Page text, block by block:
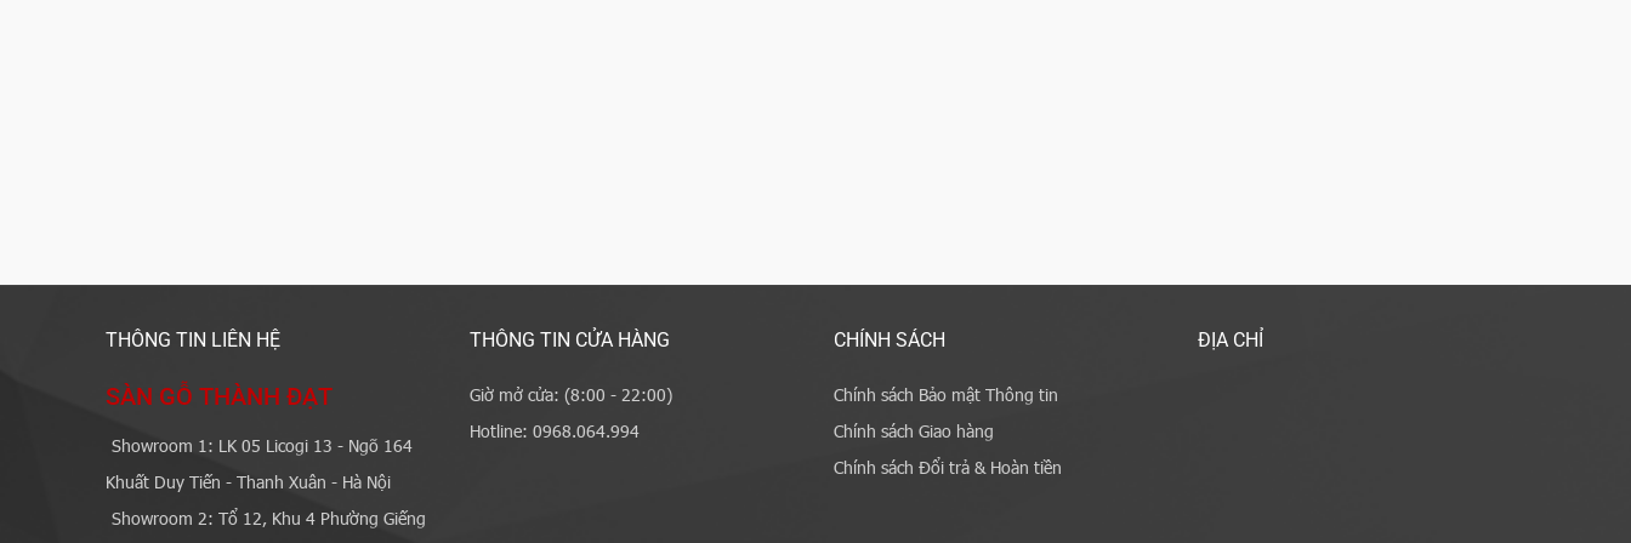
THÔNG TIN LIÊN HỆ
SÀN GỖ THÀNH ĐẠT
Showroom 1: LK 05 Licogi 13 - Ngõ 164
Khuất Duy Tiến - Thanh Xuân - Hà Nội
Showroom 2: Tổ 12, Khu 4 Phường Giếng
THÔNG TIN CỬA HÀNG
Giờ mở cửa: (8:00 - 22:00)
Hotline: 0968.064.994
CHÍNH SÁCH
Chính sách Bảo mật Thông tin
Chính sách Giao hàng
Chính sách Đổi trả & Hoàn tiền
ĐỊA CHỈ